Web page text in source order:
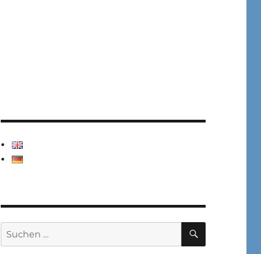
Suchen
nach:
SUCHEN